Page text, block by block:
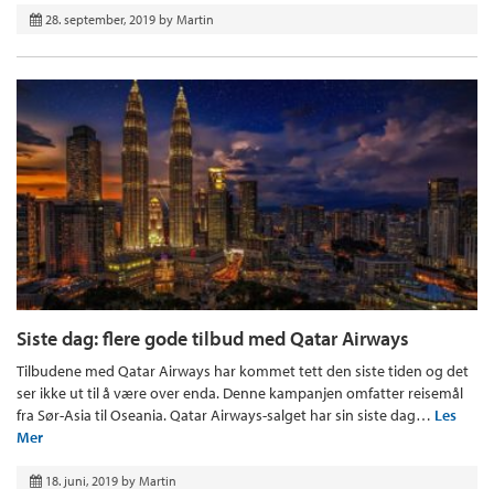
28. september, 2019 by Martin
Siste dag: flere gode tilbud med Qatar Airways
Tilbudene med Qatar Airways har kommet tett den siste tiden og det
ser ikke ut til å være over enda. Denne kampanjen omfatter reisemål
fra Sør-Asia til Oseania. Qatar Airways-salget har sin siste dag… Les
Mer
18. juni, 2019 by Martin